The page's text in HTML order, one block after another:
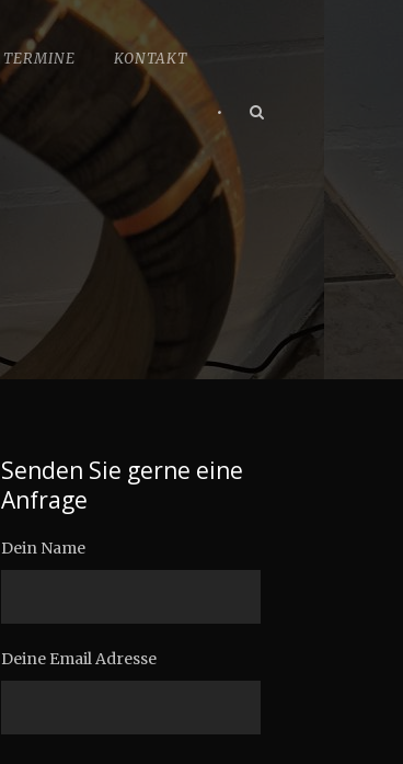
TERMINE KONTAKT
•
Senden Sie gerne eine
Anfrage
Dein Name
Deine Email Adresse